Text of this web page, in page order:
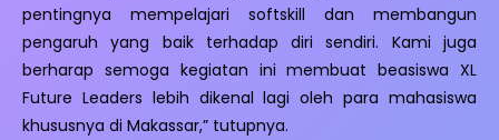
pentingnya mempelajari softskill dan membangun
pengaruh yang baik terhadap diri sendiri. Kami juga
berharap semoga kegiatan ini membuat beasiswa XL
Future Leaders lebih dikenal lagi oleh para mahasiswa
khususnya di Makassar,” tutupnya.